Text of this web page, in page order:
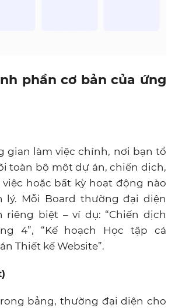
phần cơ bản của ứng
gian làm việc chính, nơi bạn tổ
toàn bộ một dự án, chiến dịch,
hoặc bất kỳ hoạt động nào
lý. Mỗi Board thường đại diện
biệt – ví dụ: “Chiến dịch
4”, “Kế hoạch Học tập cá
Thiết kế Website”.
bảng, thường đại diện cho